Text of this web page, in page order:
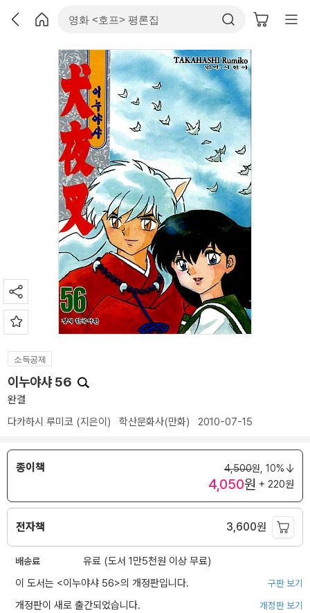
소득공제
이누야샤 56
완결
다카하시 루미코 (지은이) 학산문화사(만화) 2010-07-15
종이책 4,500원, 10%
4,050원 + 220원
전자책 3,600원
배송료
유료 (도서 1만5천원 이상 무료)
이 도서는 <이누야샤 56>의 개정판입니다. 구판 보기
개정판이 새로 출간되었습니다. 개정판 보기